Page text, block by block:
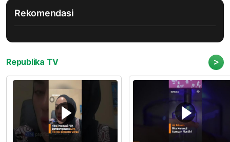
Rekomendasi
Republika TV >